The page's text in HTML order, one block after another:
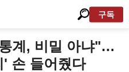
구독
계, 비밀 아냐"…
' 손 들어줬다